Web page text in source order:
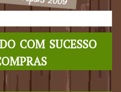
com sucesso